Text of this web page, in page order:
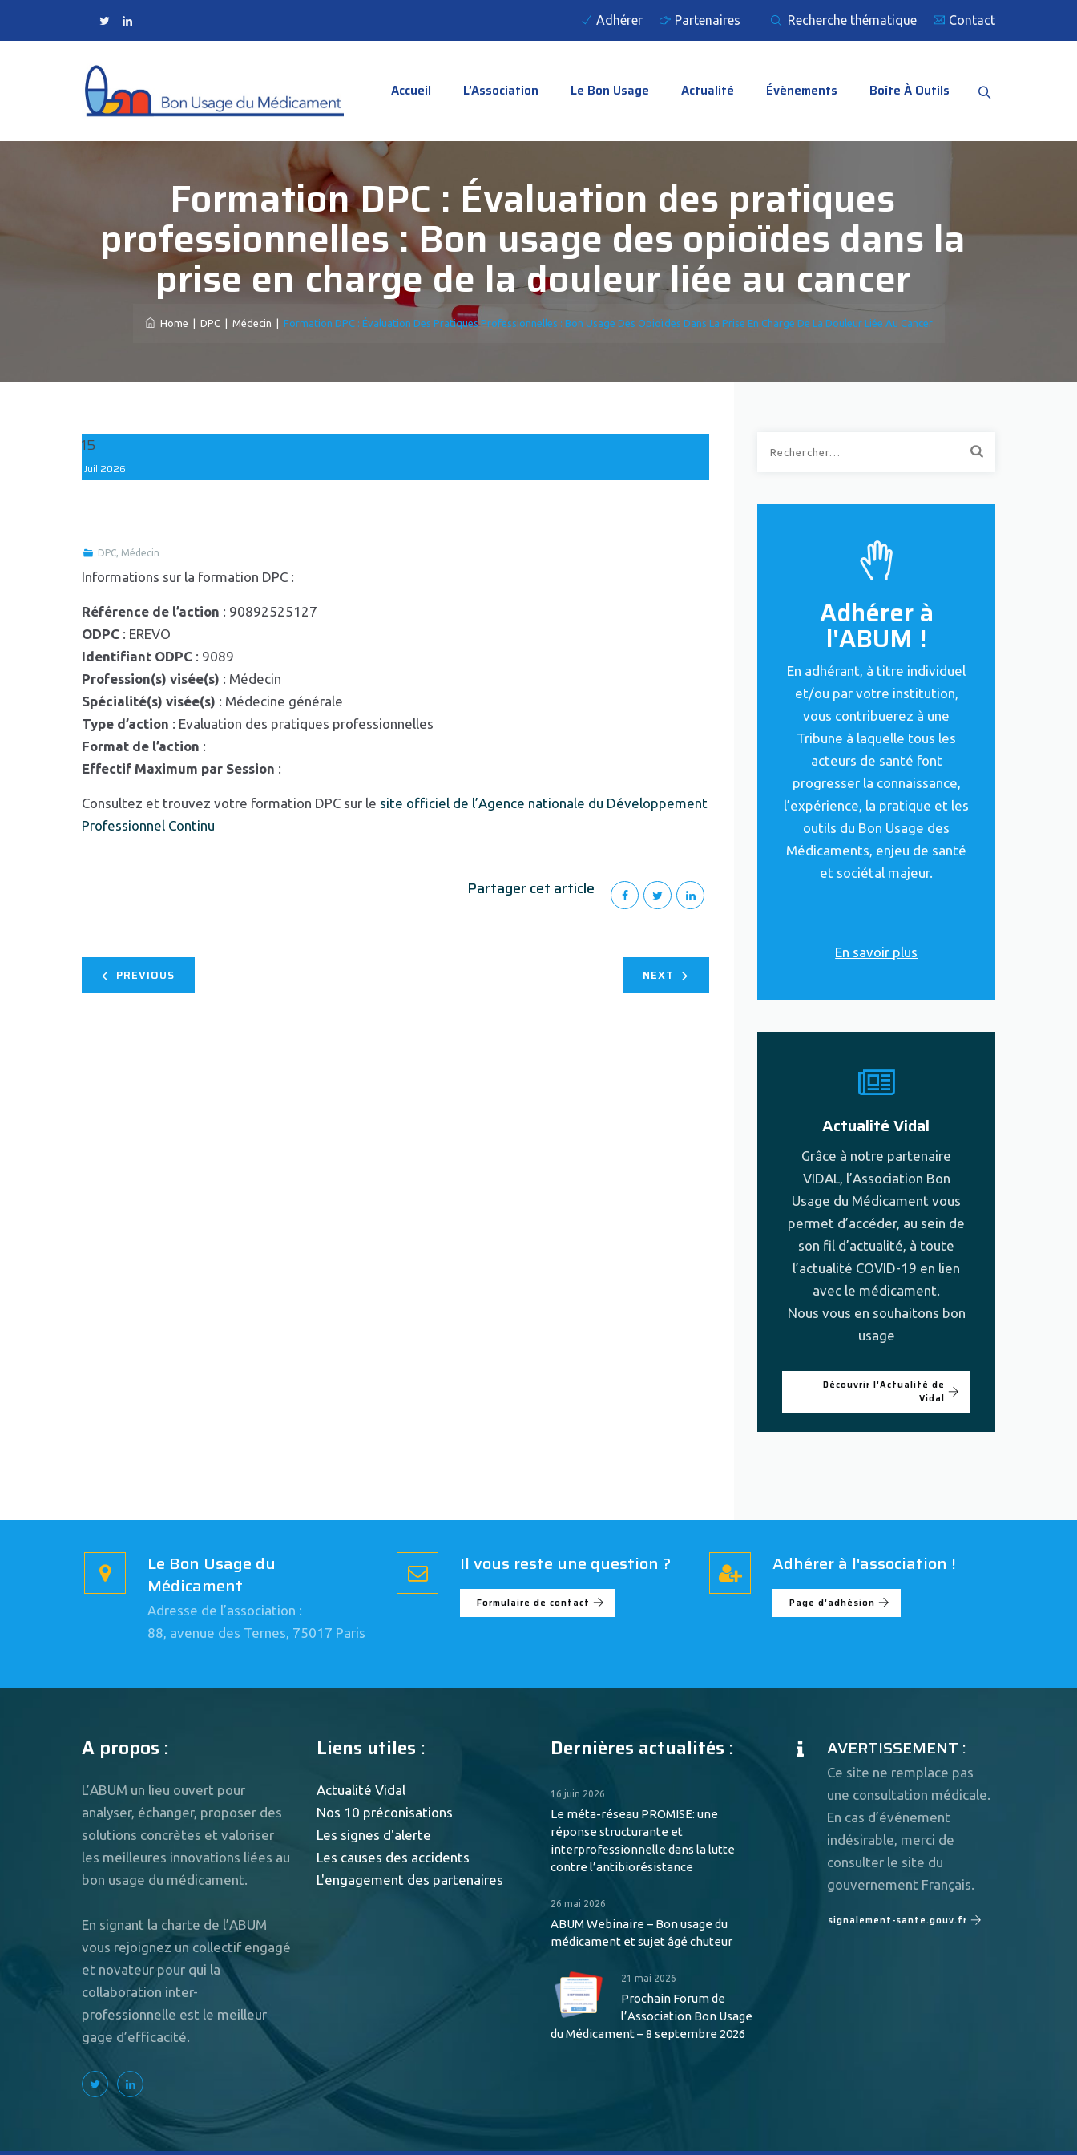
Adhérer Partenaires Recherche thématique Contact
Accueil L’Association Le Bon Usage Actualité Évènements Boîte À Outils
Formation DPC : Évaluation des pratiques
professionnelles : Bon usage des opioïdes dans la
prise en charge de la douleur liée au cancer
Home DPC| Médecin Formation DPC : Évaluation Des Pratiques Professionnelles : Bon Usage Des Opioïdes Dans La Prise En Charge De La Douleur Liée Au Cancer
15
Juil 2026
DPC, Médecin
Informations sur la formation DPC :
Référence de l’action : 90892525127
ODPC : EREVO
Identifiant ODPC : 9089
Profession(s) visée(s) : Médecin
Spécialité(s) visée(s) : Médecine générale
Type d’action : Evaluation des pratiques professionnelles
Format de l’action :
Effectif Maximum par Session :
Consultez et trouvez votre formation DPC sur le site officiel de l’Agence nationale du Développement
Professionnel Continu
Partager cet article
PREVIOUS NEXT
Adhérer à
l'ABUM !
En adhérant, à titre individuel
et/ou par votre institution,
vous contribuerez à une
Tribune à laquelle tous les
acteurs de santé font
progresser la connaissance,
l’expérience, la pratique et les
outils du Bon Usage des
Médicaments, enjeu de santé
et sociétal majeur.
En savoir plus
Actualité Vidal
Grâce à notre partenaire
VIDAL, l’Association Bon
Usage du Médicament vous
permet d’accéder, au sein de
son fil d’actualité, à toute
l’actualité COVID-19 en lien
avec le médicament.
Nous vous en souhaitons bon
usage
Découvrir l'Actualité de
Vidal
Le Bon Usage du
Médicament
Adresse de l’association :
88, avenue des Ternes, 75017 Paris
Il vous reste une question ?
Formulaire de contact
Adhérer à l'association !
Page d'adhésion
A propos :
L’ABUM un lieu ouvert pour
analyser, échanger, proposer des
solutions concrètes et valoriser
les meilleures innovations liées au
bon usage du médicament.
En signant la charte de l’ABUM
vous rejoignez un collectif engagé
et novateur pour qui la
collaboration inter-
professionnelle est le meilleur
gage d’efficacité.
Liens utiles :
Actualité Vidal
Nos 10 préconisations
Les signes d'alerte
Les causes des accidents
L'engagement des partenaires
Dernières actualités :
16 juin 2026
Le méta-réseau PROMISE: une
réponse structurante et
interprofessionnelle dans la lutte
contre l’antibiorésistance
26 mai 2026
ABUM Webinaire – Bon usage du
médicament et sujet âgé chuteur
21 mai 2026
Prochain Forum de
l’Association Bon Usage
du Médicament – 8 septembre 2026
AVERTISSEMENT :
Ce site ne remplace pas
une consultation médicale.
En cas d’événement
indésirable, merci de
consulter le site du
gouvernement Français.
signalement-sante.gouv.fr